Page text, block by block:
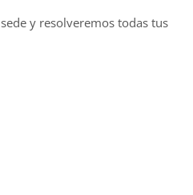
y resolveremos todas tus